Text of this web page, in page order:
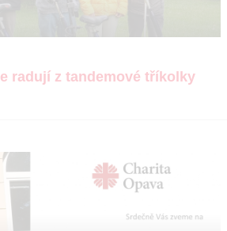
radují z tandemové tříkolky